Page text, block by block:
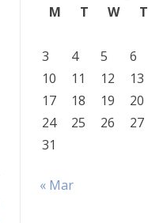
M
T W T
3
4 5 6
10
11 12 13
17
18 19 20
24
25 26 27
31
« Mar